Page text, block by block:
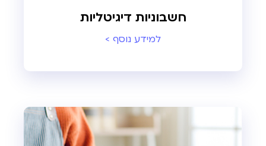
חשבוניות דיגיטליות
למידע נוסף >